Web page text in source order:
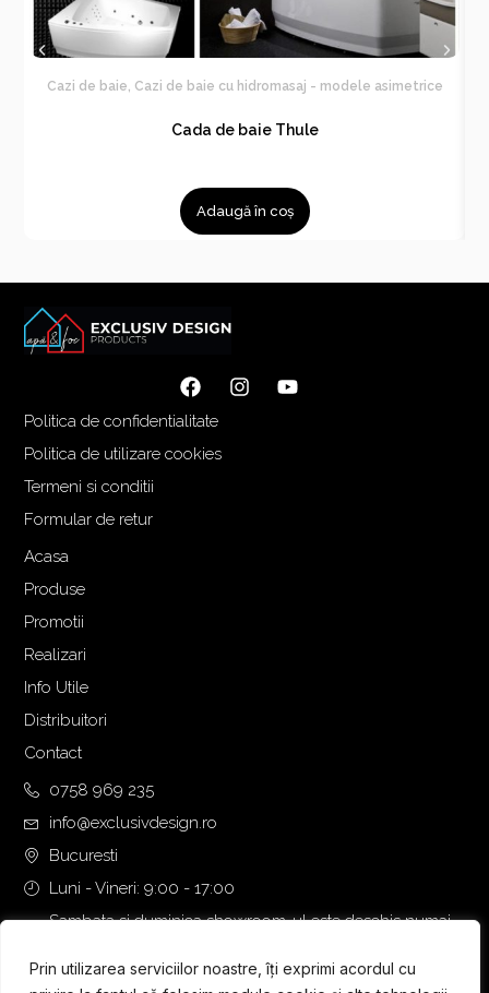
Prin utilizarea serviciilor noastre, îți exprimi acordul cu
Cazi de baie, Cazi de baie cu hidromasaj - modele asimetrice
Cada de baie Thule
Adaugă în coș
Politica de confidentialitate
Politica de utilizare cookies
Termeni si conditii
Formular de retur
Acasa
Produse
Promotii
Realizari
Info Utile
Distribuitori
Contact
0758 969 235
info@exclusivdesign.ro
Bucuresti
Luni - Vineri: 9:00 - 17:00
Sambata si duminica showroom-ul este deschis numai